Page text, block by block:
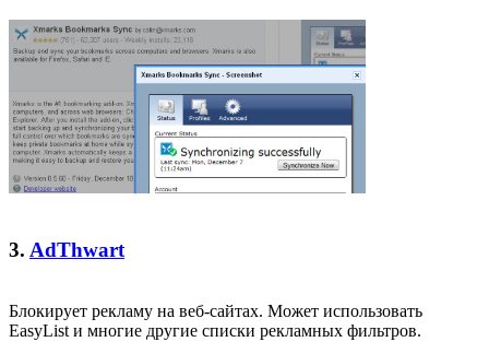
3. AdThwart
Блокирует рекламу на веб-сайтах. Может использовать
EasyList и многие другие списки рекламных фильтров.